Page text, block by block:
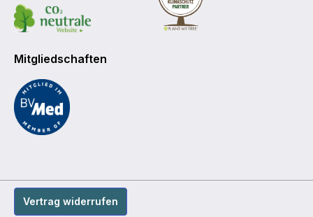
Mitgliedschaften
Vertrag widerrufen